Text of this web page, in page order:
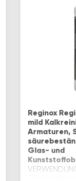
Reginox
mild
Armaturen,
Glas- und